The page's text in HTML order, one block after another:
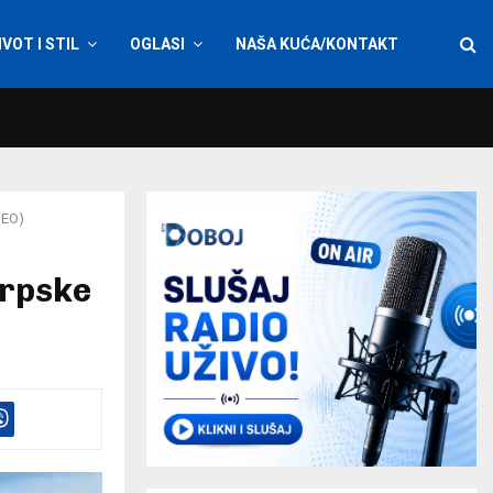
I STIL OGLASI NAŠA KUĆA/KONTAKT